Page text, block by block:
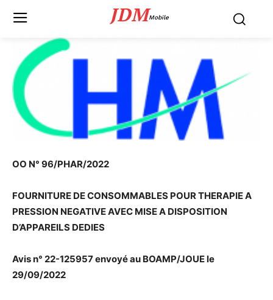
JDMMobile
OO N° 96/PHAR/2022
FOURNITURE DE CONSOMMABLES POUR THERAPIE A
PRESSION NEGATIVE AVEC MISE A DISPOSITION
D’APPAREILS DEDIES
Avis n° 22-125957 envoyé au BOAMP/JOUE le
29/09/2022